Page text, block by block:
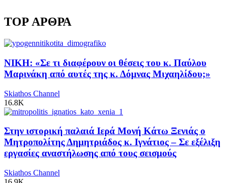
TOP ΑΡΘΡΑ
ΝΙΚΗ: «Σε τι διαφέρουν οι θέσεις του κ. Παύλου
Μαρινάκη από αυτές της κ. Δόμνας Μιχαηλίδου;»
Skiathos Channel
16.8K
Στην ιστορική παλαιά Ιερά Μονή Κάτω Ξενιάς ο
Μητροπολίτης Δημητριάδος κ. Ιγνάτιος – Σε εξέλιξη
εργασίες αναστήλωσης από τους σεισμούς
Skiathos Channel